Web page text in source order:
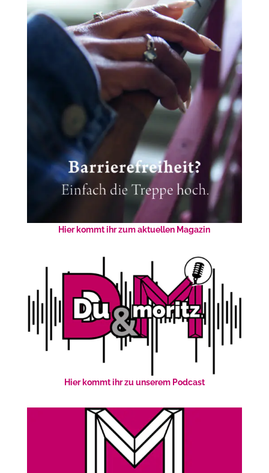
Hier kommt ihr zum aktuellen Magazin
Hier kommt ihr zu unserem Podcast